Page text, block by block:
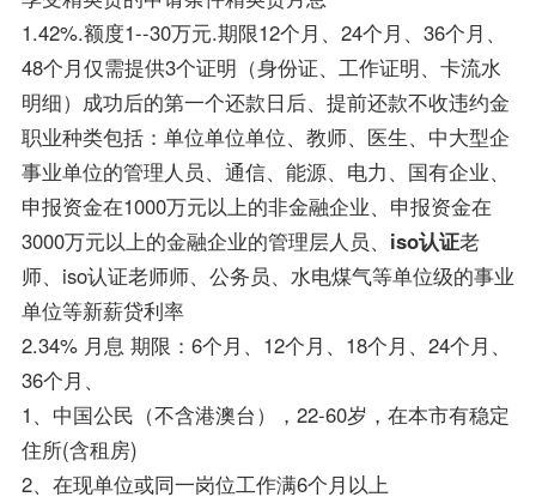
1.42%.额度1--30万元.期限12个月、24个月、36个月、
48个月仅需提供3个证明（身份证、工作证明、卡流水
明细）成功后的第一个还款日后、提前还款不收违约金
职业种类包括：单位单位单位、教师、医生、中大型企
事业单位的管理人员、通信、能源、电力、国有企业、
申报资金在1000万元以上的非金融企业、申报资金在
3000万元以上的金融企业的管理层人员、 iso认证老
师、iso认证老师师、公务员、水电煤气等单位级的事业
单位等新薪贷利率
2.34% 月息 期限：6个月、12个月、18个月、24个月、
36个月、
1、中国公民（不含港澳台），22-60岁，在本市有稳定
住所(含租房)
2、在现单位或同一岗位工作满6个月以上